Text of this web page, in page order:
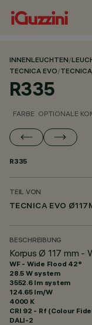
INNENLEUCHTEN/
TECNICA EVO/
R335
FARBE OPTIONALE
R335
TEIL VON
TECNICA EVO
BESCHREIBUNG
Korpus Ø 117 mm -
WF - Wide Flood 42°
28.5 W system
3552.6 lm system
124.65 lm/W
4000 K
CRI 92 - Rf (Colour
DALI-2